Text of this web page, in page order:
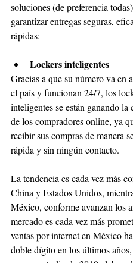
soluciones (de preferencia
garantizar entregas seguras,
rápidas:
Lockers inteligentes
Gracias a que su número va en
el país y funcionan 24/7, los
inteligentes se están ganando la
de los compradores online, ya
recibir sus compras de manera
rápida y sin ningún contacto.
La tendencia es cada vez más
China y Estados Unidos,
México, conforme avanzan los
mercado es cada vez más
ventas por internet en México
doble dígito en los últimos